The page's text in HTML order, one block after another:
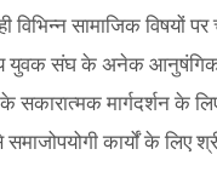
विभिन्न सामाजिक
युवक संघ के अनेक आनुषंगिक
मार्गदर्शन के लिए
कार्यों के लिए